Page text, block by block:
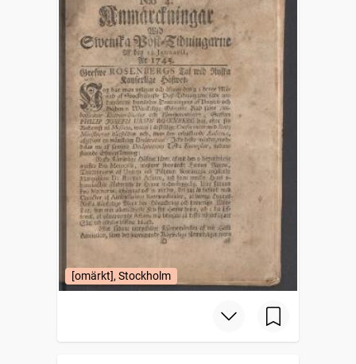
[omärkt], Stockholm